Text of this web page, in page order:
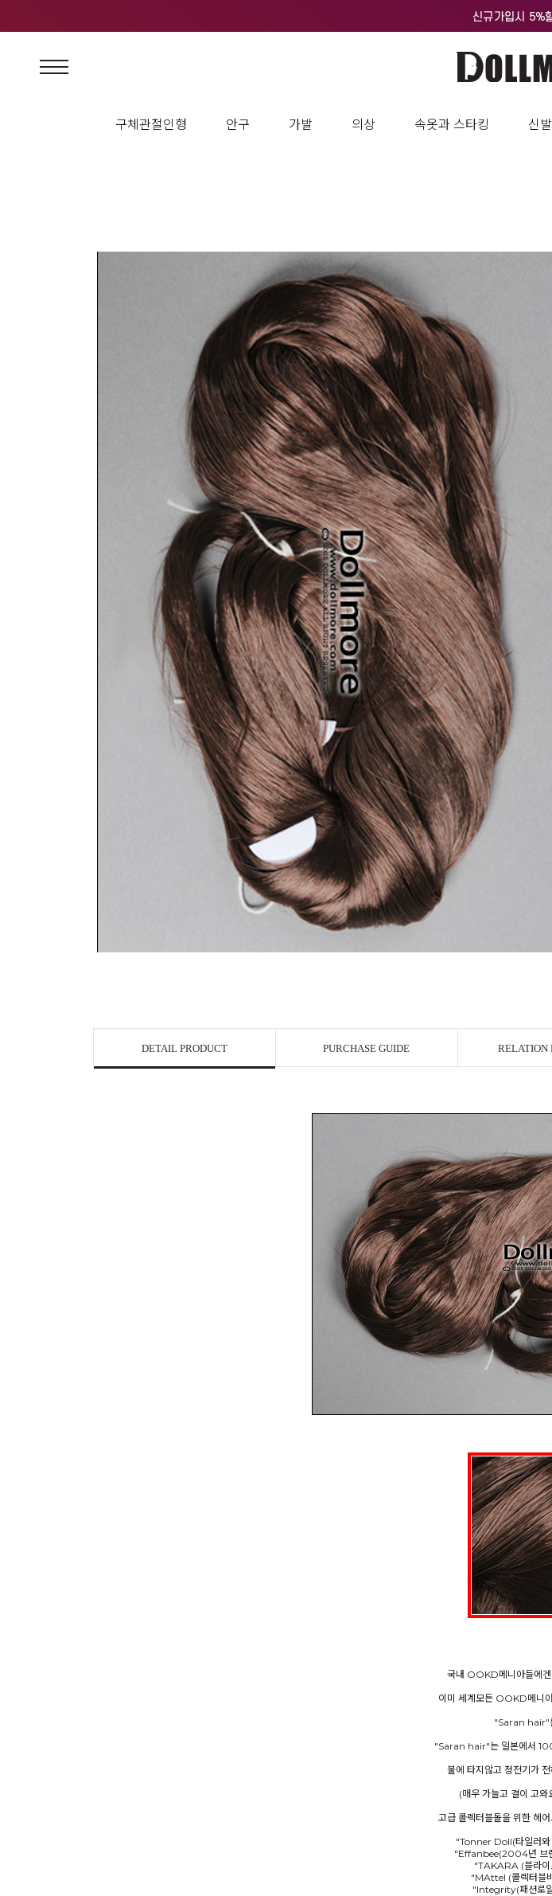
world "Tonner Doll(tlyer,sydney)" "Effanbee(since branda 2004)" "TAKARA (Blythe)" "MAttel (collectable barbie)"
"Saran Hair" we hope that you will be meet "Saran Hair" that have good quality. * Weight: about 30 gram * Notice: Qty
구체관절인형 안구 가발 의상 속옷과 스타킹 신발
DETAIL PRODUCT PURCHASE GUIDE RELATION
국내 OOKD메니아들에겐
이미 세계모든 OOKD메니
"Saran hair"
"Saran hair"는 일본에서
불에 타지않고 정전기가
(매우 가늘고 결이 고
고급 콜렉터블돌을 위한 헤
"Tonner Doll(타일러와
"Effanbee(2004년 브
"TAKARA (블라이
"MAttel (콜렉터블
"Integrity(패션로